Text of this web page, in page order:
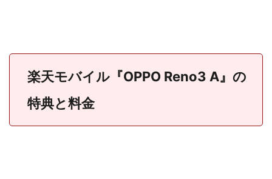
楽天モバイル『OPPO Reno3 A』の
特典と料金